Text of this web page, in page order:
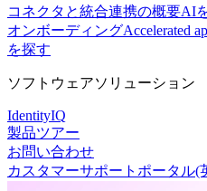
コネクタと統合連携の概要AI
オンボーディングAccelerated
を探す
ソフトウェアソリューション
IdentityIQ
製品ツアー
お問い合わせ
カスタマーサポートポータル(